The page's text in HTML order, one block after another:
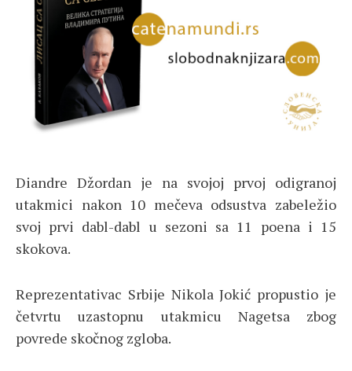
Diandre Džordan je na svojoj prvoj odigranoj
utakmici nakon 10 mečeva odsustva zabeležio
svoj prvi dabl-dabl u sezoni sa 11 poena i 15
skokova.
Reprezentativac Srbije Nikola Jokić propustio je
četvrtu uzastopnu utakmicu Nagetsa zbog
povrede skočnog zgloba.